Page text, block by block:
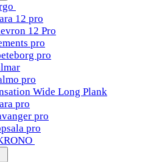
12 pro
12 Pro
pro
pro
pro
Wide Long Plank
pro
pro
pro